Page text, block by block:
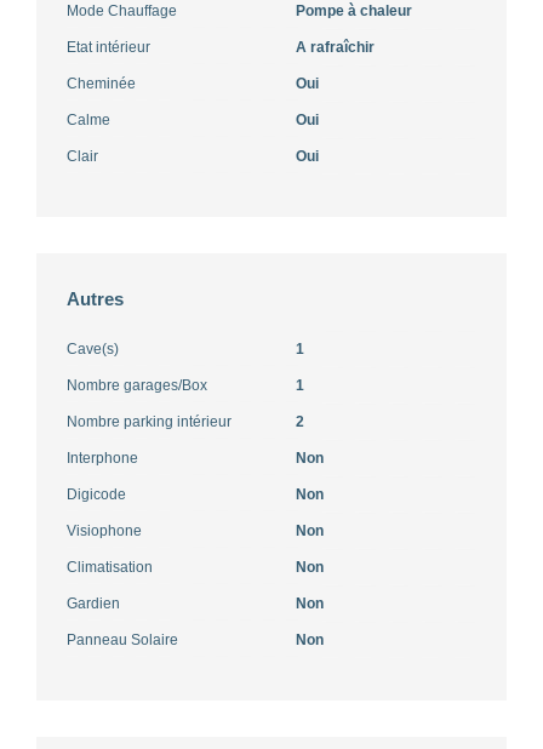
Mode Chauffage Pompe à chaleur
Etat intérieur A rafraîchir
Cheminée Oui
Calme Oui
Clair Oui
Autres
Cave(s) 1
Nombre garages/Box 1
Nombre parking intérieur 2
Interphone Non
Digicode Non
Visiophone Non
Climatisation Non
Gardien Non
Panneau Solaire Non